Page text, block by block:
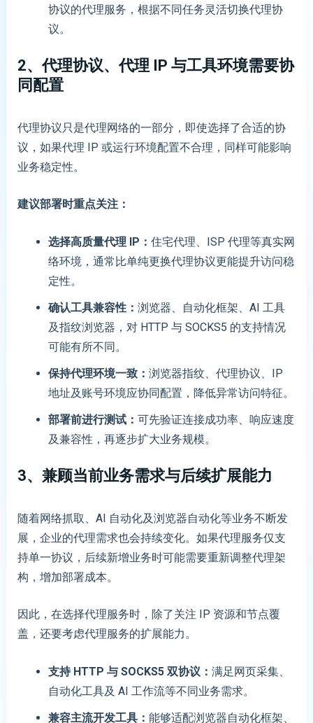
协议的代理服务，根据不同任务灵活切换代理协
议。
2、代理协议、代理 IP 与工具环境需要协
同配置
代理协议只是代理网络的一部分，即使选择了合适的协
议，如果代理 IP 或运行环境配置不合理，同样可能影响
业务稳定性。
建议部署时重点关注：
选择高质量代理 IP ： 住宅代理、ISP 代理等真实网
络环境，通常比单纯更换代理协议更能提升访问稳
定性。
确认工具兼容性： 浏览器、自动化框架、AI 工具
及指纹浏览器，对 HTTP 与 SOCKS5 的支持情况
可能有所不同。
保持代理环境一致： 浏览器指纹、代理协议、IP
地址及账号环境应协同配置，降低异常访问特征。
部署前进行测试： 可先验证连接成功率、响应速度
及兼容性，再逐步扩大业务规模。
3、兼顾当前业务需求与后续扩展能力
随着网络抓取、AI 自动化及浏览器自动化等业务不断发
展，企业的代理需求也会持续变化。如果代理服务仅支
持单一协议，后续新增业务时可能需要重新调整代理架
构，增加部署成本。
因此，在选择代理服务时，除了关注 IP 资源和节点覆
盖，还要考虑代理服务的扩展能力。
支持 HTTP 与 SOCKS5 双协议 ： 满足网页采集、
自动化工具及 AI 工作流等不同业务需求。
兼容主流开发工具： 能够适配浏览器自动化框架、